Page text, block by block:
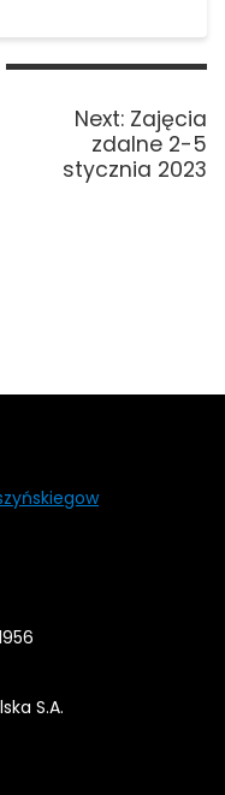
Next: Next
post:
Zajęcia
zdalne 2-5
stycznia 2023
S.A.